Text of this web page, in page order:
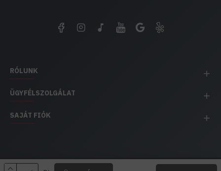
RÓLUNK
ÜGYFÉLSZOLGÁLAT
SAJÁT FIÓK
EH IMPEX / Copyright © 1991-2025 Energia Háza